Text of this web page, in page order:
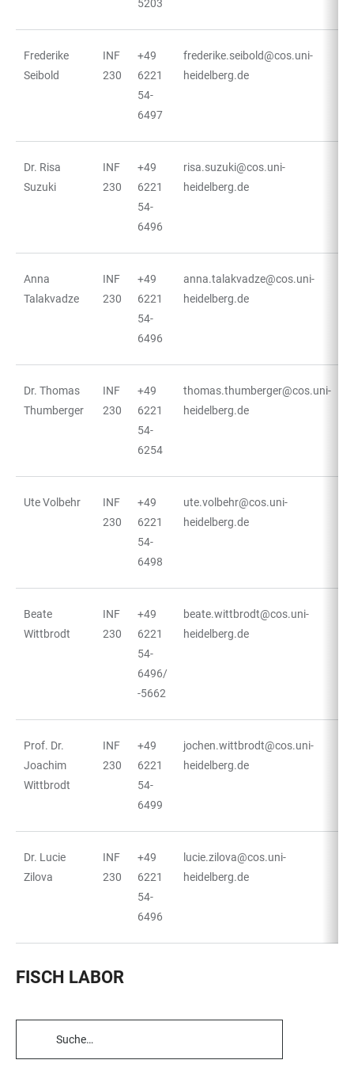
5203
Frederike
Seibold
INF
230
+49
6221
54-
6497
frederike.seibold@cos.uni-
heidelberg.de
Dr. Risa
Suzuki
INF
230
+49
6221
54-
6496
risa.suzuki@cos.uni-
heidelberg.de
Anna
Talakvadze
INF
230
+49
6221
54-
6496
anna.talakvadze@cos.uni-
heidelberg.de
Dr. Thomas
Thumberger
INF
230
+49
6221
54-
6254
thomas.thumberger@cos.uni-
heidelberg.de
Ute Volbehr
INF
230
+49
6221
54-
6498
ute.volbehr@cos.uni-
heidelberg.de
Beate
Wittbrodt
INF
230
+49
6221
54-
6496/
-5662
beate.wittbrodt@cos.uni-
heidelberg.de
Prof. Dr.
Joachim
Wittbrodt
INF
230
+49
6221
54-
6499
jochen.wittbrodt@cos.uni-
heidelberg.de
Dr. Lucie
Zilova
INF
230
+49
6221
54-
6496
lucie.zilova@cos.uni-
heidelberg.de
FISCH LABOR
TABELLENFILTER